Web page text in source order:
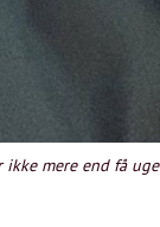
ikke mere end få